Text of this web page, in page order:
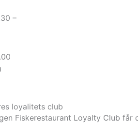
–
loyalitets club
Fiskerestaurant Loyalty Club